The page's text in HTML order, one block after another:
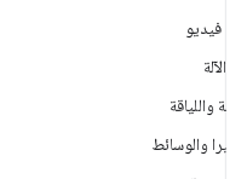
ألعاب فيديو
تعلُم الآلة
الصحة واللياقة
الكاميرا والوسائط